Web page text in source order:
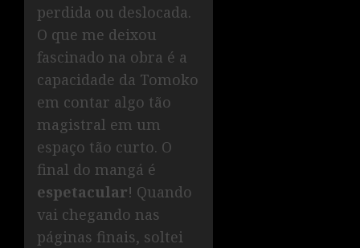
perdida ou deslocada.
O que me deixou
fascinado na obra é a
capacidade da Tomoko
em contar algo tão
magistral em um
espaço tão curto. O
final do mangá é
espetacular! Quando
vai chegando nas
páginas finais, soltei